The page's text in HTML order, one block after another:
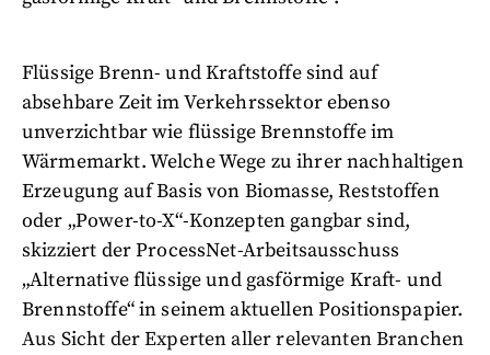
Flüssige Brenn- und Kraftstoffe sind auf
absehbare Zeit im Verkehrssektor ebenso
unverzichtbar wie flüssige Brennstoffe im
Wärmemarkt. Welche Wege zu ihrer nachhaltigen
Erzeugung auf Basis von Biomasse, Reststoffen
oder „Power-to-X“-Konzepten gangbar sind,
skizziert der ProcessNet-Arbeitsausschuss
„Alternative flüssige und gasförmige Kraft- und
Brennstoffe“ in seinem aktuellen Positionspapier.
Aus Sicht der Experten aller relevanten Branchen